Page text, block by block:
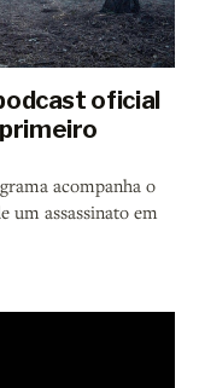
oficial
acompanha o
um assassinato em